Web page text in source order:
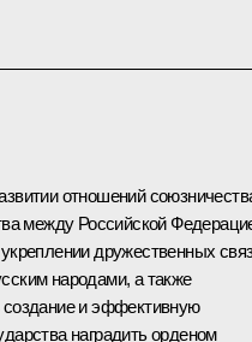
отношений
между Российской
дружественных
народами, а также
и эффективную
наградить орденом